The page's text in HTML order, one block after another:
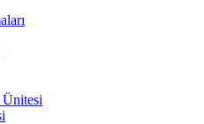
Ünitesi